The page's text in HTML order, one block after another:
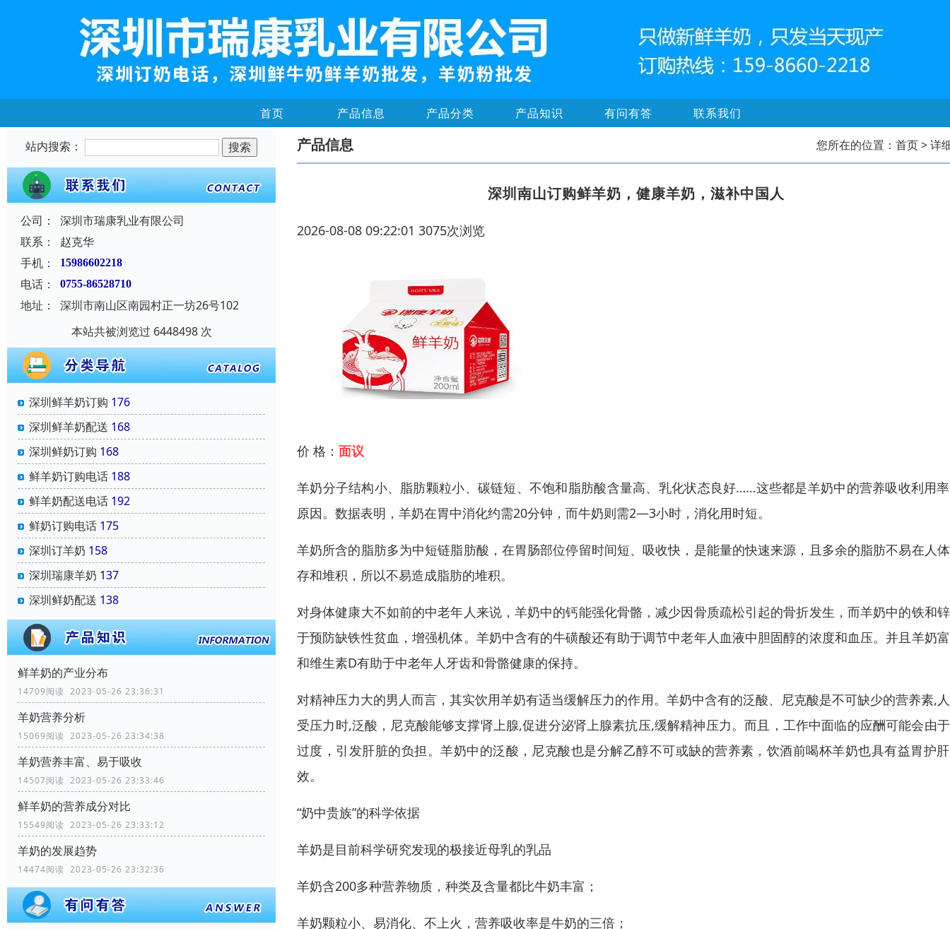
首页 产品信息 产品分类 产品知识 有问有答 联系我们
站内搜索：
公司：
深圳市瑞康乳业有限公司
联系：
赵克华
手机：
15986602218
电话： 0755-86528710
地址：
深圳市南山区南园村正一坊26号102
本站共被浏览过 6448498 次
深圳鲜羊奶订购 176
深圳鲜羊奶配送 168
深圳鲜奶订购 168
鲜羊奶订购电话 188
鲜羊奶配送电话 192
鲜奶订购电话 175
深圳订羊奶 158
深圳瑞康羊奶 137
深圳鲜奶配送 138
鲜羊奶的产业分布
14709阅读 2023-05-26 23:36:31
羊奶营养分析
15069阅读 2023-05-26 23:34:38
羊奶营养丰富、易于吸收
14507阅读 2023-05-26 23:33:46
鲜羊奶的营养成分对比
15549阅读 2023-05-26 23:33:12
羊奶的发展趋势
14474阅读 2023-05-26 23:32:36
产品信息 您所在的位置： 首页> 详
深圳南山订购鲜羊奶，健康羊奶，滋补中国人
2026-08-08 09:22:01 3075次浏览
价 格： 面议
羊奶分子结构小、脂肪颗粒小、碳链短、不饱和脂肪酸含量高、乳化状态良好……这些都是羊奶中的营养吸收利用
原因。数据表明，羊奶在胃中消化约需20分钟，而牛奶则需2—3小时，消化用时短。
羊奶所含的脂肪多为中短链脂肪酸，在胃肠部位停留时间短、吸收快，是能量的快速来源，且多余的脂肪不易在人
存和堆积，所以不易造成脂肪的堆积。
对身体健康大不如前的中老年人来说，羊奶中的钙能强化骨骼，减少因骨质疏松引起的骨折发生，而羊奶中的铁和
于预防缺铁性贫血，增强机体。羊奶中含有的牛磺酸还有助于调节中老年人血液中胆固醇的浓度和血压。并且羊奶
和维生素D有助于中老年人牙齿和骨骼健康的保持。
对精神压力大的男人而言，其实饮用羊奶有适当缓解压力的作用。羊奶中含有的泛酸、尼克酸是不可缺少的营养素,
受压力时,泛酸，尼克酸能够支撑肾上腺,促进分泌肾上腺素抗压,缓解精神压力。而且，工作中面临的应酬可能会由
过度，引发肝脏的负担。羊奶中的泛酸，尼克酸也是分解乙醇不可或缺的营养素，饮酒前喝杯羊奶也具有益胃护
效。
“奶中贵族”的科学依据
羊奶是目前科学研究发现的极接近母乳的乳品
羊奶含200多种营养物质，种类及含量都比牛奶丰富；
羊奶颗粒小、易消化、不上火，营养吸收率是牛奶的三倍；